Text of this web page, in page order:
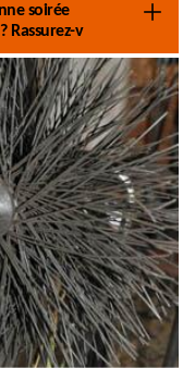
soirée
Rassurez-v